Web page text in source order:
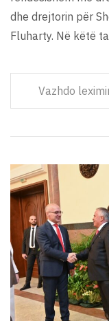
dhe drejtorin për
Fluharty. Në këtë
Vazhdo